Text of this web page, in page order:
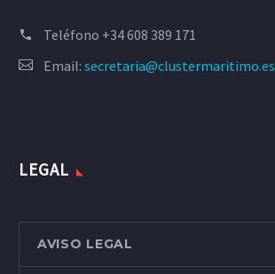
Teléfono +34 608 389 171
Email: secretaria@clustermaritimo.es
LEGAL
AVISO LEGAL